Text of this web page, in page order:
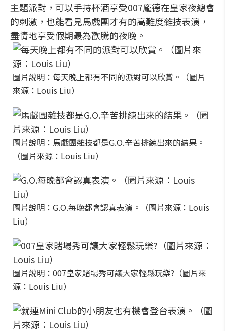
主題派對，可以手持杯酒享受007龐德在皇家夜總會
的刺激，也能看見馬戲團才有的高難度雜技表演，
盡情地享受假期最為歡騰的夜晚。
圖片說明：每天晚上都有不同的派對可以欣賞。（圖片
來源：Louis Liu）
圖片說明：馬戲團雜技都是G.O.辛苦排練出來的結果。
（圖片來源：Louis Liu）
圖片說明：G.O.每晚都會認真表演。（圖片來源：Louis
Liu）
圖片說明：007皇家賭場秀可讓大家輕鬆玩樂?（圖片來
源：Louis Liu）